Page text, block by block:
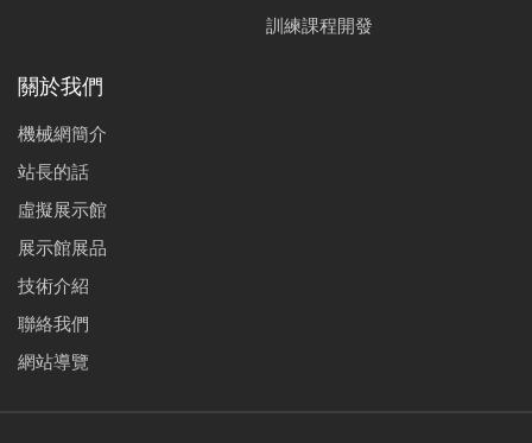
訓練課程開發
關於我們
機械網簡介
站長的話
虛擬展示館
展示館展品
技術介紹
聯絡我們
網站導覽